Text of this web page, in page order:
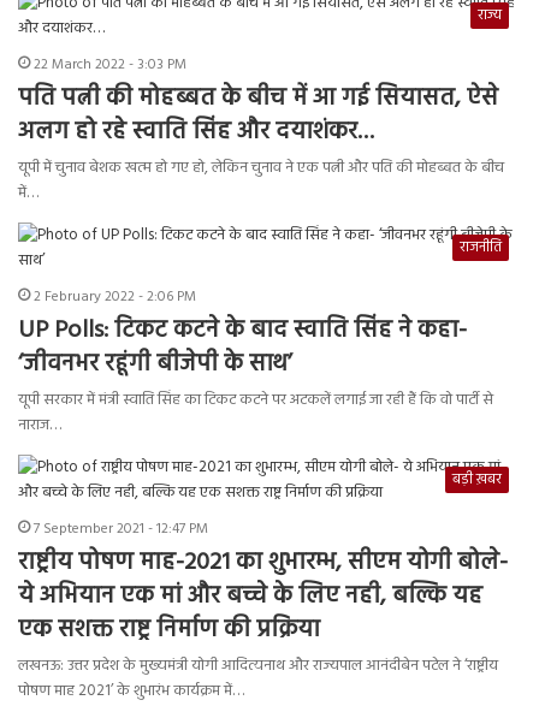
राज्य
22 March 2022 - 3:03 PM
पति पत्नी की मोहब्बत के बीच में आ गई सियासत, ऐसे
अलग हो रहे स्वाति सिंह और दयाशंकर…
यूपी में चुनाव बेशक खत्म हो गए हो, लेकिन चुनाव ने एक पत्नी और पति की मोहब्बत के बीच
में…
राजनीति
2 February 2022 - 2:06 PM
UP Polls: टिकट कटने के बाद स्वाति सिंह ने कहा-
‘जीवनभर रहूंगी बीजेपी के साथ’
यूपी सरकार में मंत्री स्वाति सिंह का टिकट कटने पर अटकलें लगाई जा रही हैं कि वो पार्टी से
नाराज…
बड़ी ख़बर
7 September 2021 - 12:47 PM
राष्ट्रीय पोषण माह-2021 का शुभारम्भ, सीएम योगी बोले-
ये अभियान एक मां और बच्चे के लिए नही, बल्कि यह
एक सशक्त राष्ट्र निर्माण की प्रक्रिया
लखनऊ: उत्तर प्रदेश के मुख्यमंत्री योगी आदित्यनाथ और राज्यपाल आनंदीबेन पटेल ने ‘राष्ट्रीय
पोषण माह 2021’ के शुभारंभ कार्यक्रम में…